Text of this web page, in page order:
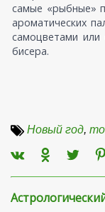
самые «рыбные»
ароматических
самоцветами
бисера.
Новый год,